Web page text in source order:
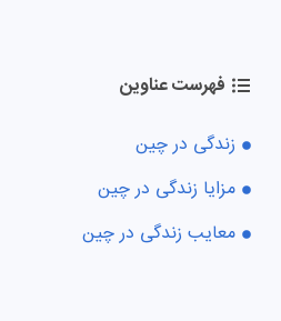
فهرست عناوین
زندگی در چین
مزایا زندگی در چین
معایب زندگی در چین